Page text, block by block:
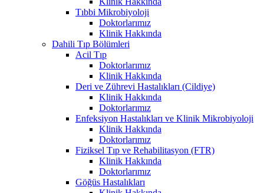
Tıbbi Mikrobiyoloji
Doktorlarımız
Klinik Hakkında
Dahili Tıp Bölümleri
Acil Tıp
Doktorlarımız
Klinik Hakkında
Deri ve Zührevi Hastalıkları (Cildiye)
Klinik Hakkında
Doktorlarımız
Enfeksiyon Hastalıkları ve Klinik Mikrobiyoloji
Klinik Hakkında
Doktorlarımız
Fiziksel Tıp ve Rehabilitasyon (FTR)
Klinik Hakkında
Doktorlarımız
Göğüs Hastalıkları